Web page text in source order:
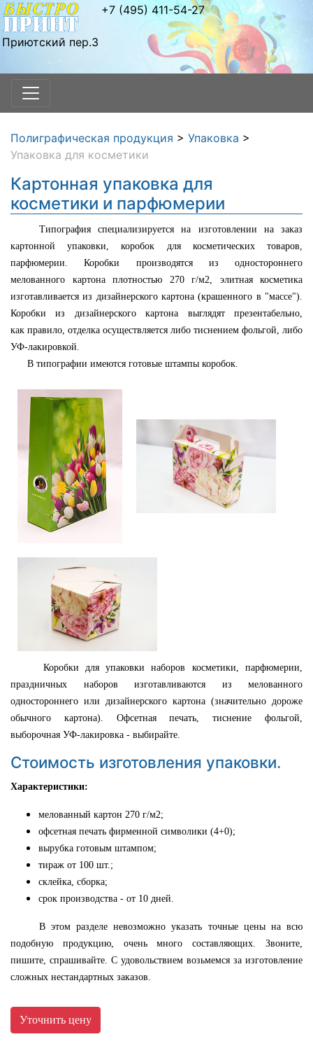
Приютский пер.3
+7 (495) 411-54-27
Полиграфическая продукция > Упаковка >
Упаковка для косметики
Картонная упаковка для
косметики и парфюмерии
Типография специализируется на изготовлении на заказ
картонной упаковки, коробок для косметических товаров,
парфюмерии. Коробки производятся из одностороннего
мелованного картона плотностью 270 г/м2, элитная косметика
изготавливается из дизайнерского картона (крашенного в "массе").
Коробки из дизайнерского картона выглядят презентабельно,
как правило, отделка осуществляется либо тиснением фольгой, либо
УФ-лакировкой.
В типографии имеются готовые штампы коробок.
Коробки для упаковки наборов косметики, парфюмерии,
праздничных наборов изготавливаются из мелованного
одностороннего или дизайнерского картона (значительно дороже
обычного картона). Офсетная печать, тиснение фольгой,
выборочная УФ-лакировка - выбирайте.
Стоимость изготовления упаковки.
Характеристики:
мелованный картон 270 г/м2;
офсетная печать фирменной символики (4+0);
вырубка готовым штампом;
тираж от 100 шт.;
склейка, сборка;
срок производства - от 10 дней.
В этом разделе невозможно указать точные цены на всю
подобную продукцию, очень много составляющих. Звоните,
пишите, спрашивайте. С удовольствием возьмемся за изготовление
сложных нестандартных заказов.
Уточнить цену